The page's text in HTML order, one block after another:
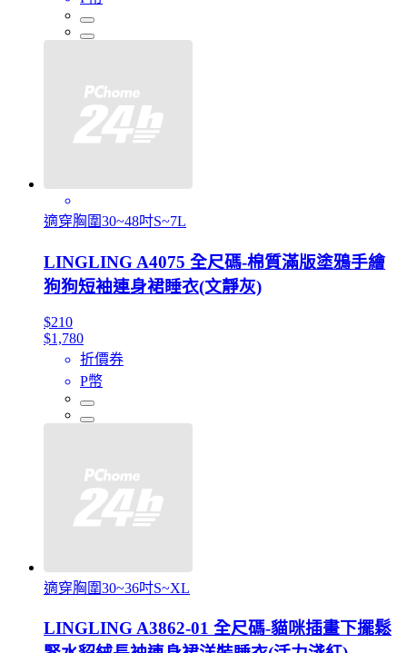
適穿胸圍30~48吋S~7L
LINGLING A4075 全尺碼-棉質滿版塗鴉手繪
狗狗短袖連身裙睡衣(文靜灰)
$210
$1,780
折價券
P幣
適穿胸圍30~36吋S~XL
LINGLING A3862-01 全尺碼-貓咪插畫下擺鬆